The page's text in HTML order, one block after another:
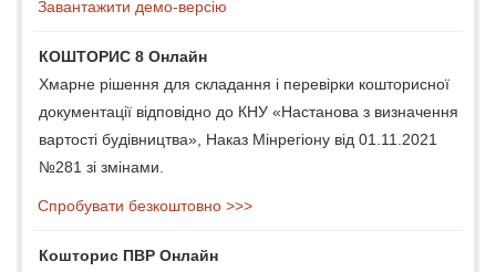
Завантажити демо-версію
КОШТОРИС 8 Онлайн
Хмарне рішення для складання і перевірки кошторисної
документації відповідно до КНУ «Настанова з визначення
вартості будівництва», Наказ Мінрегіону від 01.11.2021
№281 зі змінами.
Спробувати безкоштовно >>>
Кошторис ПВР Онлайн